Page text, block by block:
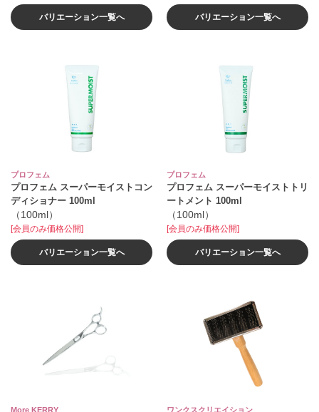
バリエーション一覧へ バリエーション一覧へ
プロフェム
プロフェム スーパーモイストコン
ディショナー 100ml
（100ml）
[会員のみ価格公開]
バリエーション一覧へ
プロフェム
プロフェム スーパーモイストトリ
ートメント 100ml
（100ml）
[会員のみ価格公開]
バリエーション一覧へ
More KERRY ワンクスクリエイション